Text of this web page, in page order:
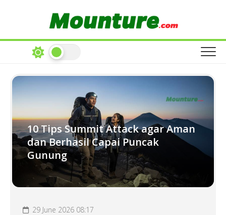
10 Tips Summit Attack agar Aman
dan Berhasil Capai Puncak
Gunung
29 June 2026 08:17